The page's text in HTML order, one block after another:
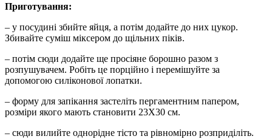
Приготування:
– у посудині збийте яйця, а потім додайте до них цукор.
Збивайте суміш міксером до щільних піків.
– потім сюди додайте ще просіяне борошно разом з
розпушувачем. Робіть це порційно і перемішуйте за
допомогою силіконової лопатки.
– форму для запікання застеліть пергаментним папером,
розміри якого мають становити 23Х30 см.
– сюди вилийте однорідне тісто та рівномірно розприділіть.